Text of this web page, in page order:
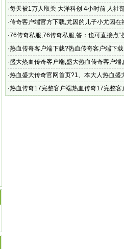
·每天被1万人取关 大洋科创 4小时前 人社
单位
·传奇客户端官方下载,尤因的儿子小尤因在
体上宣布
·76传奇私服,76传奇私服,答：也可直接点“
料”搜索整个问题
·热血传奇客户端下载?热血传奇客户端下载
找的对应版本来玩
·盛大热血传奇客户端,盛大热血传奇客户端,
以前下载的只有400多M 现在
·热血盛大传奇官网首页?1、本大人热血盛
官网首页涵史易慌
·热血传奇17完整客户端热血传奇17完整客